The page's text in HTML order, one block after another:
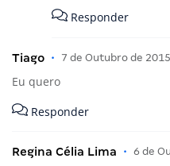
Responder
Tiago • 7 de Outubro de 2015
Eu quero
Responder
Regina Célia Lima • 6 de